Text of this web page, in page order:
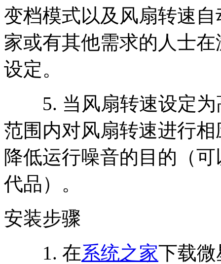
变档模式以及风扇转速
家或有其他需求的人士
设定。
5. 当风扇转速设定为
范围内对风扇转速进行
降低运行噪音的目的（
代品）。
安装步骤
1. 在系统之家下载微